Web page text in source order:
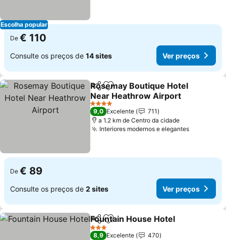
Escolha popular
De € 110
Consulte os preços de 14 sites Ver preços
PartilharAdicionar aos favoritos
Rosemay Boutique Hotel
Near Heathrow Airport
Ver preços
4 Estrelas
9,0 Excelente
711
a 1.2 km de Centro da cidade
Interiores modernos e elegantesVer
De € 89
Consulte os preços de 2 sites Ver preços
PartilharAdicionar aos favoritos
Fountain House Hotel
3 Estrelas
8,9 Excelente
470